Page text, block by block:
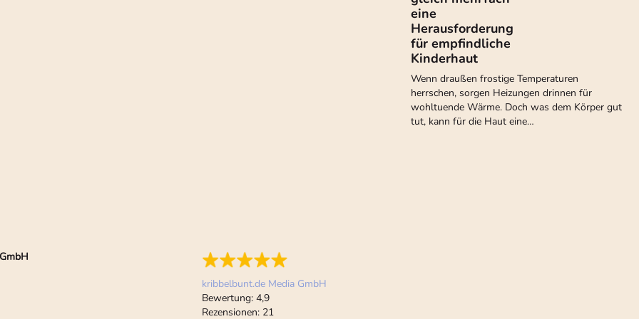
eine
Herausforderung
für empfindliche
Kinderhaut
Wenn draußen frostige Temperaturen
herrschen, sorgen Heizungen drinnen für
wohltuende Wärme. Doch was dem Körper gut
tut, kann für die Haut eine…
kribbelbunt.de Media GmbH
Bewertung: 4,9
Rezensionen: 21